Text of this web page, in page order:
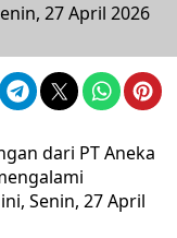
27 April 2026
dari PT Aneka
Senin, 27 April